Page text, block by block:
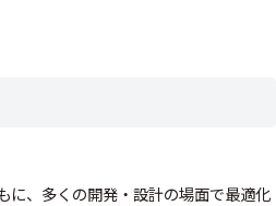
に、多くの開発・設計の場面で最適化